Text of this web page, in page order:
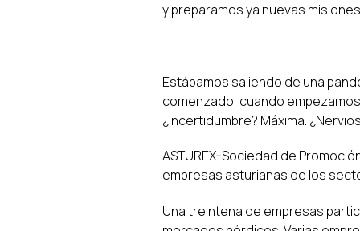
y preparamos ya nuevas
Estábamos saliendo de una
comenzado, cuando
¿Incertidumbre? Máxima.
ASTUREX-Sociedad de
empresas asturianas de los
Una treintena de empresas